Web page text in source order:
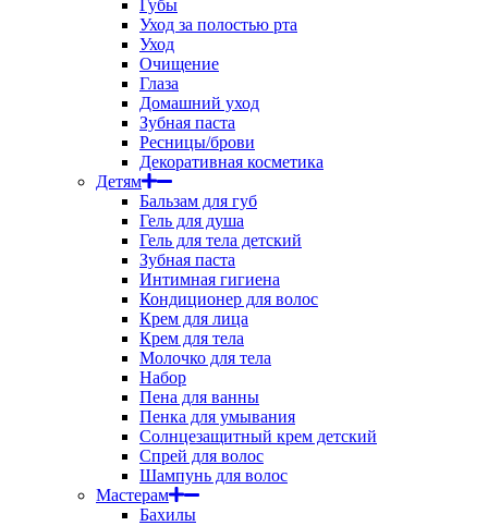
Губы
Уход за полостью рта
Уход
Очищение
Глаза
Домашний уход
Зубная паста
Ресницы/брови
Декоративная косметика
Детям
Бальзам для губ
Гель для душа
Гель для тела детский
Зубная паста
Интимная гигиена
Кондиционер для волос
Крем для лица
Крем для тела
Молочко для тела
Набор
Пена для ванны
Пенка для умывания
Солнцезащитный крем детский
Спрей для волос
Шампунь для волос
Мастерам
Бахилы